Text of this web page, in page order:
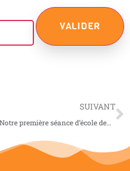
SUIVANT
Notre première séance d’école dehors